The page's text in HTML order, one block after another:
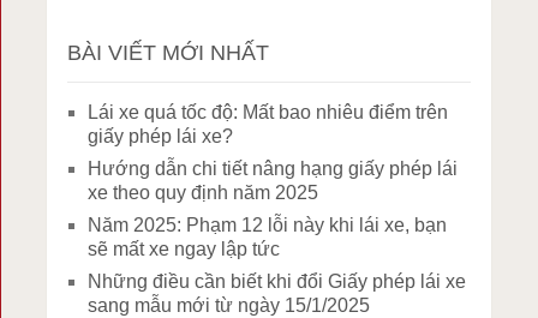
BÀI VIẾT MỚI NHẤT
Lái xe quá tốc độ: Mất bao nhiêu điểm trên
giấy phép lái xe?
Hướng dẫn chi tiết nâng hạng giấy phép lái
xe theo quy định năm 2025
Năm 2025: Phạm 12 lỗi này khi lái xe, bạn
sẽ mất xe ngay lập tức
Những điều cần biết khi đổi Giấy phép lái xe
sang mẫu mới từ ngày 15/1/2025